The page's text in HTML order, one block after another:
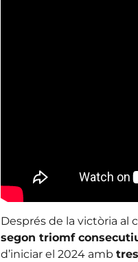
Després de la victòria al
segon triomf
d’iniciar el 2024 amb